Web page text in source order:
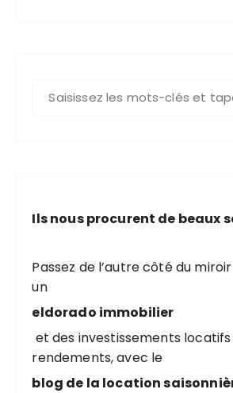
h
p
o
u
:
Ils nous procurent de beaux
Passez de l’autre côté du
un
eldorado immobilier
et des investissements
rendements, avec le
blog de la location